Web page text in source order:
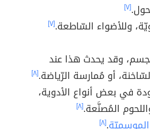
[٧]
وللأضواء السّاطعة.[٧]
وقد يحدث هذا عند
أو مُمارسة الرّياضة.[٨]
في بعض أنواع الأدوية،
المُصنَّعة.[٨]
.[٨]